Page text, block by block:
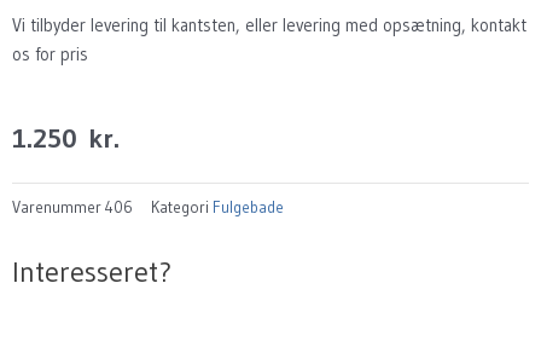
Vi tilbyder levering til kantsten, eller levering med opsætning, kontakt
os for pris
1.250 kr.
Varenummer406 Kategori Fulgebade
Interesseret?